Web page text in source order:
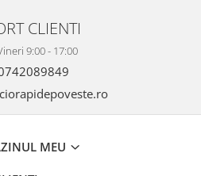
CLIENTI
9:00 - 17:00
MEU